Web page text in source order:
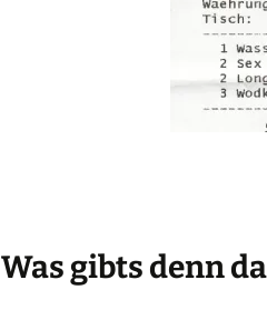
Was gibts denn